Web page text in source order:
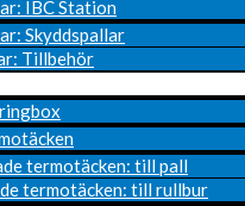
IBC Station
Skyddspallar
Tillbehör
termotäcken: till pall
termotäcken: till rullbur